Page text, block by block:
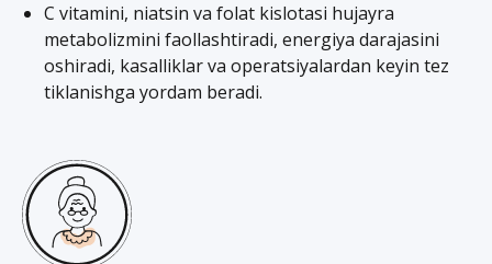
C vitamini, niatsin va folat kislotasi hujayra
metabolizmini faollashtiradi, energiya darajasini
oshiradi, kasalliklar va operatsiyalardan keyin tez
tiklanishga yordam beradi.